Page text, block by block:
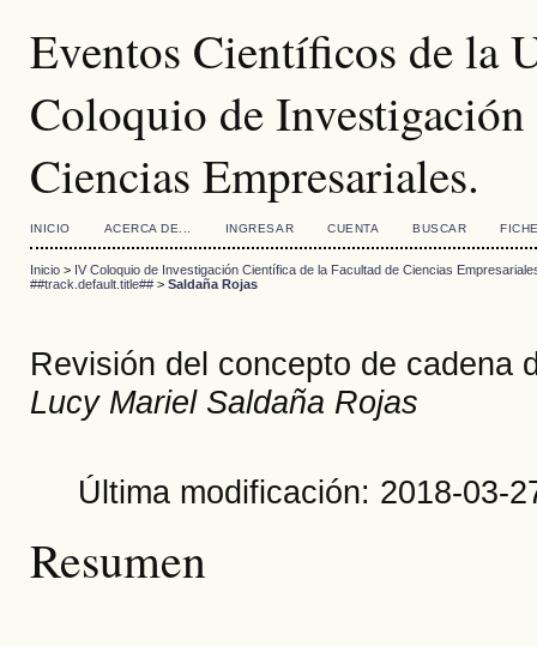
Eventos Científicos de la
Coloquio de
Ciencias Empresariales.
INICIO ACERCA DE... INGRESAR CUENTA BUSCAR
Inicio> IV Coloquio de Investigación Científica de la Facultad de Ciencias
##track.default.title##> Saldaña Rojas
Revisión del concepto de cadena
Lucy Mariel Saldaña Rojas
Última modificación: 2018-03-
Resumen